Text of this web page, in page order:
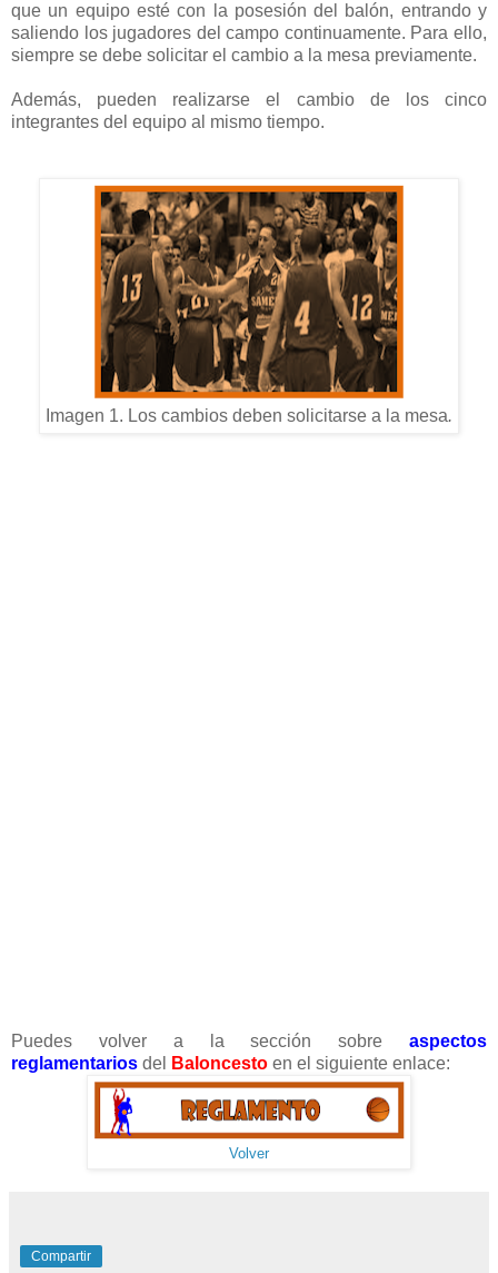
que un equipo esté con la posesión del balón, entrando y
saliendo los jugadores del campo continuamente. Para ello,
siempre se debe solicitar el cambio a la mesa previamente.
Además, pueden realizarse el cambio de los cinco
integrantes del equipo al mismo tiempo.
Imagen 1. Los cambios deben solicitarse a la mesa.
Puedes volver a la sección sobre aspectos
reglamentarios del Baloncesto en el siguiente enlace:
Volver
Compartir